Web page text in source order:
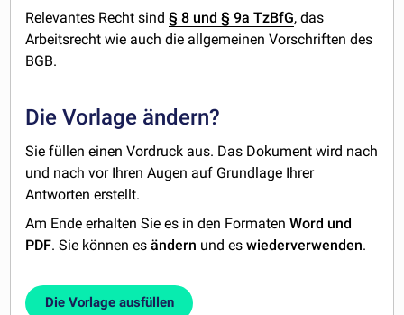
Relevantes Recht sind§ 8 und § 9a TzBfG, das
Arbeitsrecht wie auch die allgemeinen Vorschriften des
BGB.
Die Vorlage ändern?
Sie füllen einen Vordruck aus. Das Dokument wird nach
und nach vor Ihren Augen auf Grundlage Ihrer
Antworten erstellt.
Am Ende erhalten Sie es in den FormatenWord und
PDF. Sie können esändern und eswiederverwenden.
Die Vorlage ausfüllen